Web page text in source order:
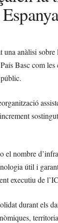
anàlisi
Basc com
nombre
útil i
executiu de
durant els